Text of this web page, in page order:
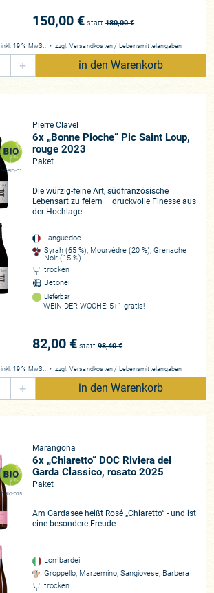
150,00 € statt 180,00€
inkl. 19 % MwSt.・zzgl. Versandkosten / Lebensmittelangaben
+ in den Warenkorb
FR-BIO-01
Pierre Clavel
6x „Bonne Pioche“ Pic Saint Loup,
rouge 2023
Paket
Die würzig-feine Art, südfranzösische
Lebensart zu feiern – druckvolle Finesse aus
der Hochlage
Languedoc
Syrah (65 %), Mourvèdre (20 %), Grenache
Noir (15 %)
trocken
Betonei
Lieferbar
WEIN DER WOCHE: 5+1 gratis!
82,00 € statt 98,40€
inkl. 19 % MwSt. ・zzgl. Versandkosten / Lebensmittelangaben
+ in den Warenkorb
IT-BIO-015
Marangona
6x „Chiaretto“ DOC Riviera del
Garda Classico, rosato 2025
Paket
Am Gardasee heißt Rosé „Chiaretto“ - und ist
eine besondere Freude
Lombardei
Groppello, Marzemino, Sangiovese, Barbera
trocken